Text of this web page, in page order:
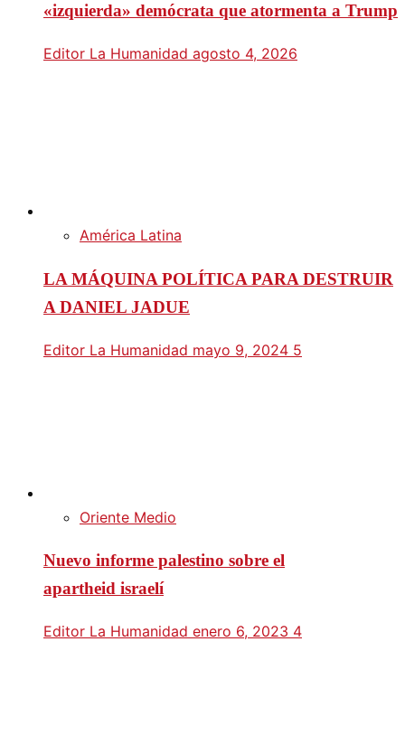
«izquierda» demócrata que atormenta a Trump
Editor La Humanidad agosto 4, 2026
América Latina
LA MÁQUINA POLÍTICA PARA DESTRUIR
A DANIEL JADUE
Editor La Humanidad mayo 9, 2024 5
Oriente Medio
Nuevo informe palestino sobre el
apartheid israelí
Editor La Humanidad enero 6, 2023 4